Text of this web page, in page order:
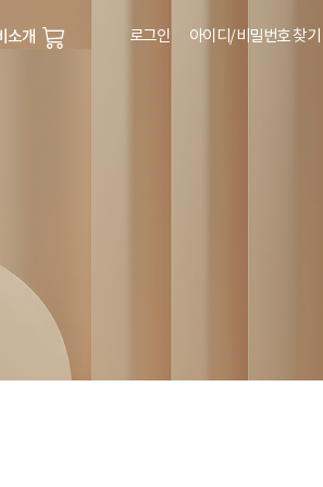
소개 로그인 아이디/비밀번호 찾기